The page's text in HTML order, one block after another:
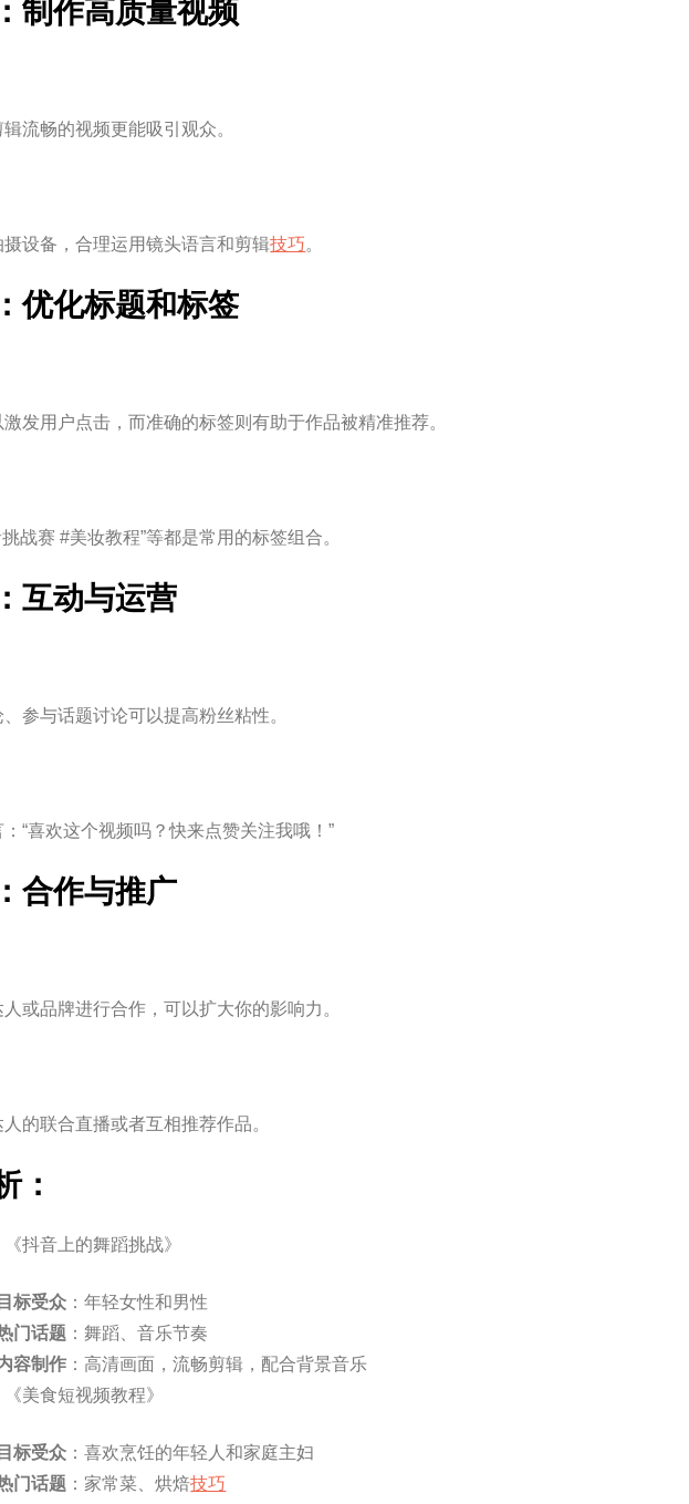
制作高质量视频
流畅的视频更能吸引观众。
设备，合理运用镜头语言和剪辑技巧。
优化标题和标签
发用户点击，而准确的标签则有助于作品被精准推荐。
战赛 #美妆教程”等都是常用的标签组合。
互动与运营
参与话题讨论可以提高粉丝粘性。
“喜欢这个视频吗？快来点赞关注我哦！”
合作与推广
或品牌进行合作，可以扩大你的影响力。
的联合直播或者互相推荐作品。
：
《抖音上的舞蹈挑战》
目标受众 ：年轻女性和男性
门话题 ：舞蹈、音乐节奏
容制作 ：高清画面，流畅剪辑，配合背景音乐
《美食短视频教程》
目标受众 ：喜欢烹饪的年轻人和家庭主妇
门话题 ：家常菜、烘焙技巧